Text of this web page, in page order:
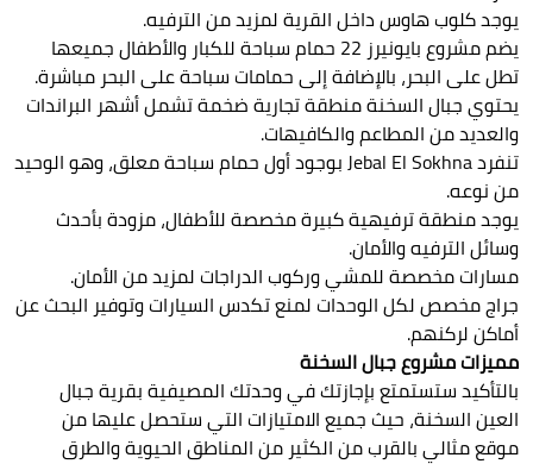
يوجد كلوب هاوس داخل القرية لمزيد من الترفيه.
يضم مشروع بايونيرز 22 حمام سباحة للكبار والأطفال جميعها
تطل على البحر، بالإضافة إلى حمامات سباحة على البحر مباشرة.
يحتوي جبال السخنة منطقة تجارية ضخمة تشمل أشهر البراندات
والعديد من المطاعم والكافيهات.
تنفرد Jebal El Sokhna بوجود أول حمام سباحة معلق، وهو الوحيد
من نوعه.
يوجد منطقة ترفيهية كبيرة مخصصة للأطفال، مزودة بأحدث
وسائل الترفيه والأمان.
مسارات مخصصة للمشي وركوب الدراجات لمزيد من الأمان.
جراج مخصص لكل الوحدات لمنع تكدس السيارات وتوفير البحث عن
أماكن لركنهم.
مميزات مشروع جبال السخنة
بالتأكيد ستستمتع بإجازتك في وحدتك المصيفية بقرية جبال
العين السخنة، حيث جميع الامتيازات التي ستحصل عليها من
موقع مثالي بالقرب من الكثير من المناطق الحيوية والطرق